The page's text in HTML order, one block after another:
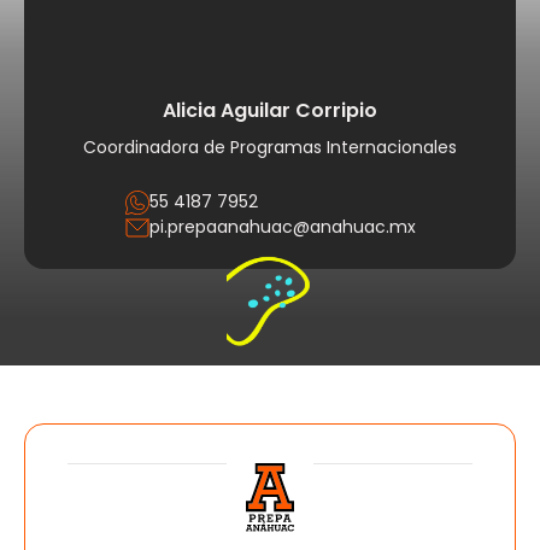
Alicia Aguilar Corripio
Coordinadora de Programas Internacionales
55 4187 7952
pi.prepaanahuac@anahuac.mx